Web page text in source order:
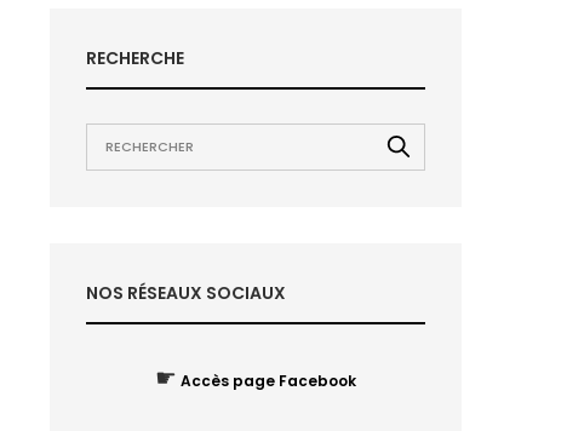
RECHERCHE
NOS RÉSEAUX SOCIAUX
☛ Accès page Facebook